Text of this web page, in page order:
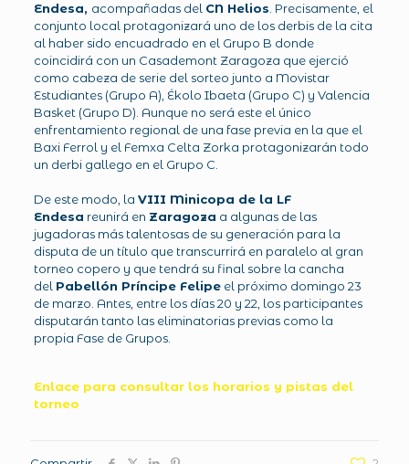
Endesa, acompañadas del CN Helios . Precisamente, el
conjunto local protagonizará uno de los derbis de la cita
al haber sido encuadrado en el Grupo B donde
coincidirá con un Casademont Zaragoza que ejerció
como cabeza de serie del sorteo junto a Movistar
Estudiantes (Grupo A), Ékolo Ibaeta (Grupo C) y Valencia
Basket (Grupo D). Aunque no será este el único
enfrentamiento regional de una fase previa en la que el
Baxi Ferrol y el Femxa Celta Zorka protagonizarán todo
un derbi gallego en el Grupo C.
De este modo, la VIII Minicopa de la LF
Endesa reunirá en Zaragoza a algunas de las
jugadoras más talentosas de su generación para la
disputa de un título que transcurrirá en paralelo al gran
torneo copero y que tendrá su final sobre la cancha
del Pabellón Príncipe Felipeel próximo domingo 23
de marzo. Antes, entre los días 20 y 22, los participantes
disputarán tanto las eliminatorias previas como la
propia Fase de Grupos.
Enlace para consultar los horarios y pistas del
torneo